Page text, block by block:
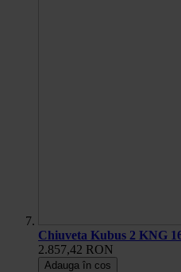
Chiuveta Kubus 2 KNG
2.857,42 RON
Adauga în cos